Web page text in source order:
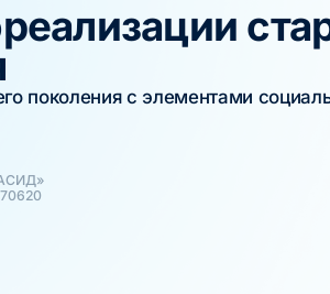
поколения с элементами